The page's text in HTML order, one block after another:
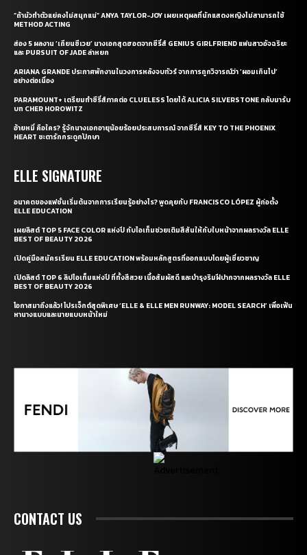
“ถ้ามัวทำตัวแย่คงไม่สนุกแน่” ANYA TAYLOR-JOY เผยเหตุผลที่นักแสดงหญิงไม่สามารถใช้
METHOD ACTING
ส่อง 5 ผลงาน ‘เถียนซีเวย’ นางเอกสุดฮอตจากซีรี่ส์ GENIUS GIRLFRIEND แฟนสาวอัจฉริยะ
และ PURSUIT OF JADE ล่าหยก
ARIANA GRANDE ประกาศพักงานในวงการหลังจบทัวร์ จากการถูกวิจารณ์ว่า ‘ผอมเกินไป’
อย่างต่อเนื่อง
PARAMOUNT+ เตรียมทำซีรี่ส์ภาคต่อ CLUELESS โดยได้ ALICIA SILVERSTONE กลับมารับ
บท CHER HOROWITZ
อ้ายหมี่ คือใคร? รู้จักนางเอกอายุน้อยร้อยประสบการณ์ จากซีรี่ส์ KEY TO THE PHOENIX
HEART ชะตารักกระดูกปักษา
ELLE SIGNATURE
อนาคตของแฟชั่นเริ่มต้นจากการเรียนรู้อย่างไร? พูดคุยกับ FRANCISCO LÓPEZ ผู้ก่อตั้ง
ELLE EDUCATION
เผยลิสต์ TOP 5 FACE COLOR แห่งปี กับไอเท็มช่วยเติมสีสันให้กับใบหน้าจากผลรางวัล ELLE
BEST OF BEAUTY 2026
เปิดคู่มือสมัครเรียน ELLE EDUCATION พร้อมหลักสูตรที่ออกแบบโดยผู้เชี่ยวชาญ
เปิดลิสต์ TOP 6 ลิปไอเท็มแห่งปี ที่ทั้งสีสวย เนื้อสัมผัสดี และบำรุงริมฝีปากจากผลรางวัล ELLE
BEST OF BEAUTY 2026
โอกาสมาถึงแล้ว! โปรเจ็กต์สุดพิเศษ ‘ELLE & ELLE MEN RUNWAY: MODEL SEARCH’ เพื่อเฟ้น
หานางแบบและนายแบบหน้าใหม่
CONTACT US